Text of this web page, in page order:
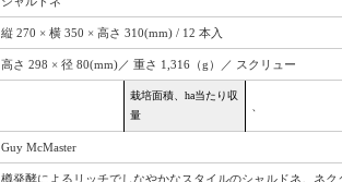
縦 270 × 横 350 × 高さ 310(mm) / 12 本入
高さ 298 × 径 80(mm)／ 重さ 1,316（g）／ スクリュー
栽培面積、ha当たり収
量
Guy McMaster
樽発酵によるリッチでしなやかなスタイルのシャルドネ。ネ